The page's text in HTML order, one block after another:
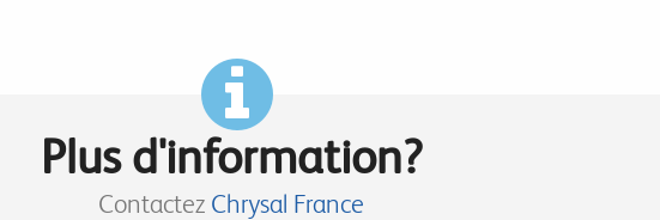
Plus d'information?
Contactez Chrysal France